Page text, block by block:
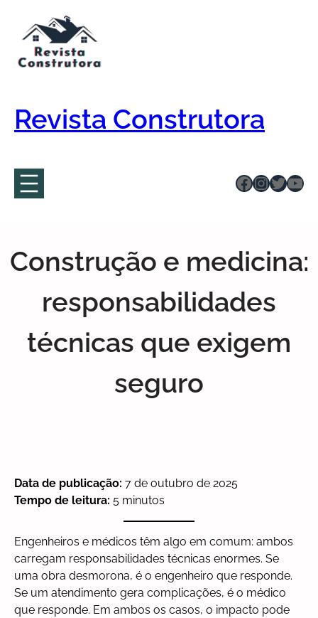
conteúdo
Revista Construtora
Facebook
Construção e medicina:
responsabilidades
técnicas que exigem
seguro
Data de publicação: 7 de outubro de 2025
Tempo de leitura: 5 minutos
Engenheiros e médicos têm algo em comum: ambos
carregam responsabilidades técnicas enormes. Se
uma obra desmorona, é o engenheiro que responde.
Se um atendimento gera complicações, é o médico
que responde. Em ambos os casos, o impacto pode